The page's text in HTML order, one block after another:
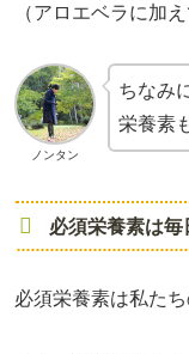
（アロエベラに加
ノンタン
ちなみ
栄養素
必須栄養素は
必須栄養素は私た